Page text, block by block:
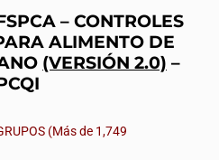
– CONTROLES
ALIMENTO DE
(VERSIÓN 2.0) –
(Más de 1,749